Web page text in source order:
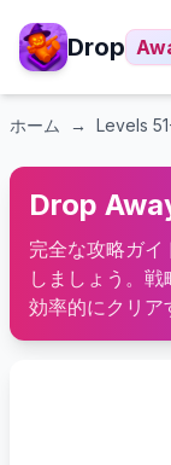
Drop
ホーム → Levels
Drop
完全な攻略ガ
しましょう。
効率的にクリア